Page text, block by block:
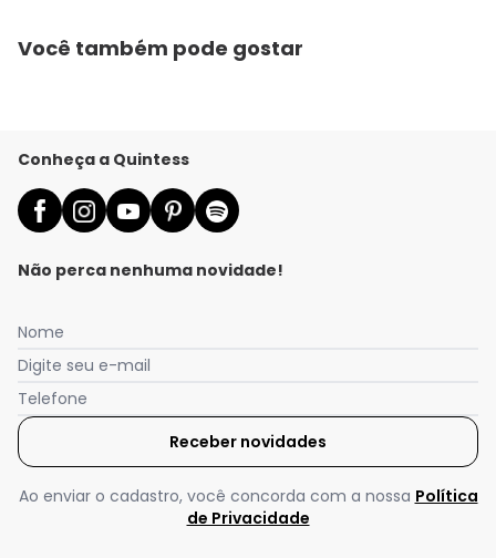
Você também pode gostar
Conheça a Quintess
Não perca nenhuma novidade!
Nome
Digite seu e-mail
Telefone
Receber novidades
Ao enviar o cadastro, você concorda com a nossa Política
de Privacidade